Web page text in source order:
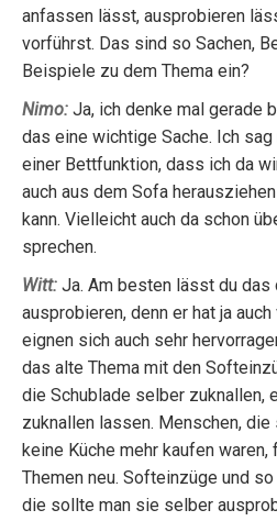
anfassen lässt, ausprobieren
vorführst. Das sind so Sachen,
Beispiele zu dem Thema ein?
Nimo: Ja, ich denke mal gerade
das eine wichtige Sache. Ich
einer Bettfunktion, dass ich da
auch aus dem Sofa
kann. Vielleicht auch da schon
sprechen.
Witt: Ja. Am besten lässt du das
ausprobieren, denn er hat ja
eignen sich auch sehr
das alte Thema mit den
die Schublade selber zuknallen,
zuknallen lassen. Menschen,
keine Küche mehr kaufen
Themen neu. Softeinzüge und
die sollte man sie selber